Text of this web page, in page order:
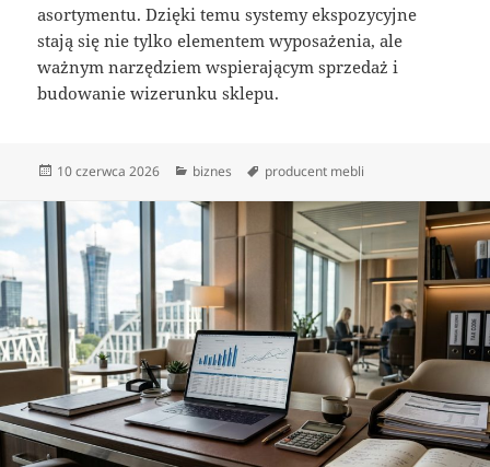
asortymentu. Dzięki temu systemy ekspozycyjne
stają się nie tylko elementem wyposażenia, ale
ważnym narzędziem wspierającym sprzedaż i
budowanie wizerunku sklepu.
Data
10 czerwca 2026 Kategorie
biznes Tagi
producent mebli